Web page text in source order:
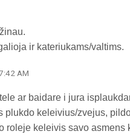
ir kateriukams/valtims.
AM
ar baidare i jura
plukdo keleivius/zvejus,
roleje keleivis savo asmens